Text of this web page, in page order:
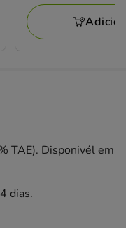
avaliações
24.78€
TAE). Disponivél em
dias.